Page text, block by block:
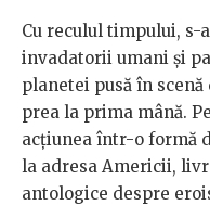
Cu reculul timpului, s-
invadatorii umani și
planetei pusă în
prea la prima mână.
acțiunea într-o formă
la adresa Americii,
antologice despre